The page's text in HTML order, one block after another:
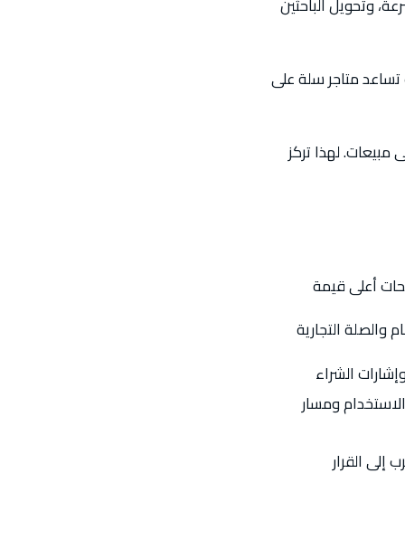
تساعد متاجر سلة على
مبيعات. لهذا تركز
أعلى قيمة
التجارية
الشراء
ومسار
إلى القرار